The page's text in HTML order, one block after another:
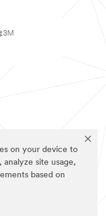
on your device to
analyze site usage,
based on
3M